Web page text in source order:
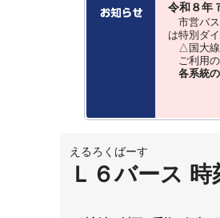
令和８年
市営バス
は特別ダ
△国大線
ご利用の
各系統
えるろくばーす
Ｌ６バース 時